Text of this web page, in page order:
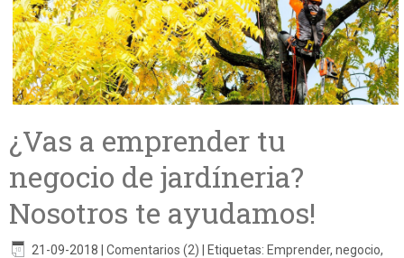
¿Vas a emprender tu
negocio de jardíneria?
Nosotros te ayudamos!
21-09-2018 Comentarios (2) Etiquetas: Emprender, negocio,